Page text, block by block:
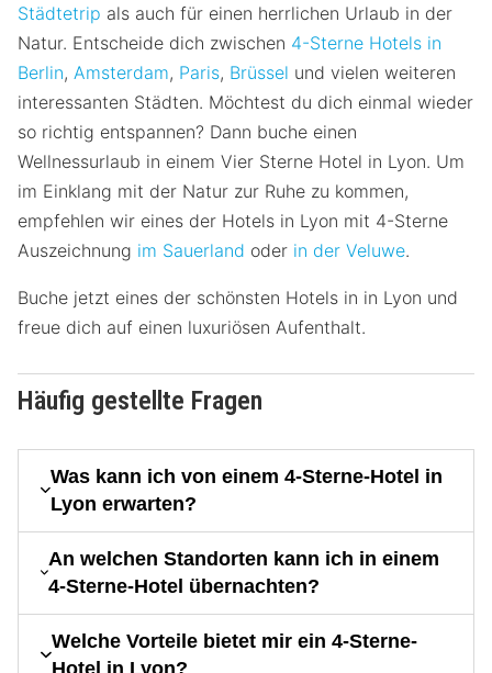
Städtetrip als auch für einen herrlichen Urlaub in der
Natur. Entscheide dich zwischen 4-Sterne Hotels in
Berlin, Amsterdam, Paris, Brüssel und vielen weiteren
interessanten Städten. Möchtest du dich einmal wieder
so richtig entspannen? Dann buche einen
Wellnessurlaub in einem Vier Sterne Hotel in Lyon. Um
im Einklang mit der Natur zur Ruhe zu kommen,
empfehlen wir eines der Hotels in Lyon mit 4-Sterne
Auszeichnung im Sauerland oder in der Veluwe.
Buche jetzt eines der schönsten Hotels in in Lyon und
freue dich auf einen luxuriösen Aufenthalt.
Häufig gestellte Fragen
Was kann ich von einem 4-Sterne-Hotel in
Lyon erwarten?
An welchen Standorten kann ich in einem
4-Sterne-Hotel übernachten?
Welche Vorteile bietet mir ein 4-Sterne-
Hotel in Lyon?